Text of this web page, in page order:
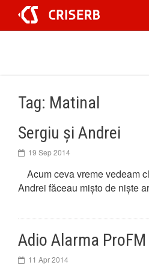
conținut
Tag: Matinal
Sergiu și Andrei
19 Sep 2014
Acum ceva vreme vedeam
Andrei făceau mișto de niște
Adio Alarma ProFM
11 Apr 2014